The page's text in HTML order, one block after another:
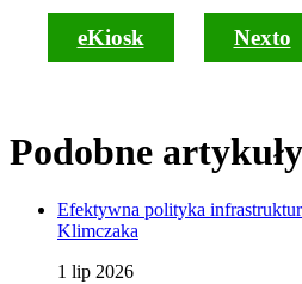
eKiosk Nexto
Podobne artykuły
Efektywna polityka
Klimczaka
1 lip 2026